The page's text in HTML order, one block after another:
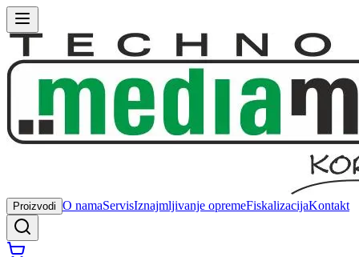
Proizvodi O namaServisIznajmljivanje opremeFiskalizacijaKontakt